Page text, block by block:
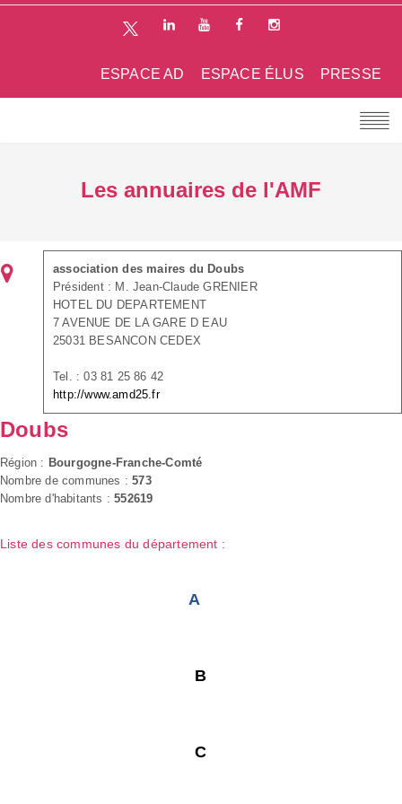
PRESSE
ESPACE ÉLUS
ESPACE AD
Les annuaires de l'AMF
association des maires du Doubs
Président : M. Jean-Claude GRENIER
HOTEL DU DEPARTEMENT
7 AVENUE DE LA GARE D EAU
25031 BESANCON CEDEX
Tel. : 03 81 25 86 42
http://www.amd25.fr
Doubs
Région : Bourgogne-Franche-Comté
Nombre de communes :573
Nombre d'habitants :552619
Liste des communes du département :
A
B
C